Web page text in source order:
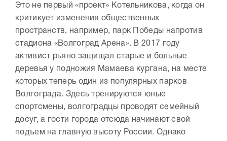
Это не первый «проект» Котельникова, когда он
критикует изменения общественных
пространств, например, парк Победы напротив
стадиона «Волгоград Арена». В 2017 году
активист рьяно защищал старые и больные
деревья у подножия Мамаева кургана, на месте
которых теперь один из популярных парков
Волгограда. Здесь тренируются юные
спортсмены, волгоградцы проводят семейный
досуг, а гости города отсюда начинают свой
подъем на главную высоту России. Однако